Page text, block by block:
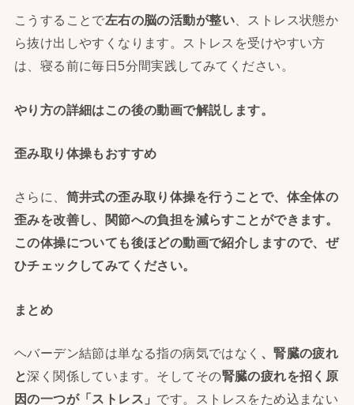
こうすることで左右の脳の活動が整い、ストレス状態か
ら抜け出しやすくなります。ストレスを受けやすい方
は、寝る前に毎日5分間実践してみてください。
やり方の詳細はこの後の動画で解説します。
歪み取り体操もおすすめ
さらに、 筒井式の歪み取り体操を行うことで、 体全体の
歪みを改善し、関節への負担を減らすことができます。
この体操についても後ほどの動画で紹介しますので、 ぜ
ひチェックしてみてください。
まとめ
ヘバーデン結節は単なる指の病気ではなく 、腎臓の疲れ
と深く関係しています。そしてその腎臓の疲れを招く原
因の一つが「ストレス」 です。ストレスをため込まない